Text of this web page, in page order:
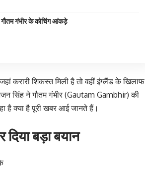
गौतम गंभीर के कोचिंग आंकड़े
करारी शिकस्त मिली है तो वहीं इंग्लैंड के खिलाफ
सिंह ने गौतम गंभीर (Gautam Gambhir) की
है क्या है पूरी खबर आई जानते हैं।
बड़ा बयान